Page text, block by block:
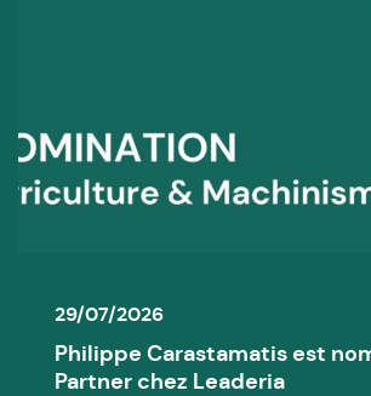
29/07/2026
Philippe Carastamatis est
Partner chez Leaderia